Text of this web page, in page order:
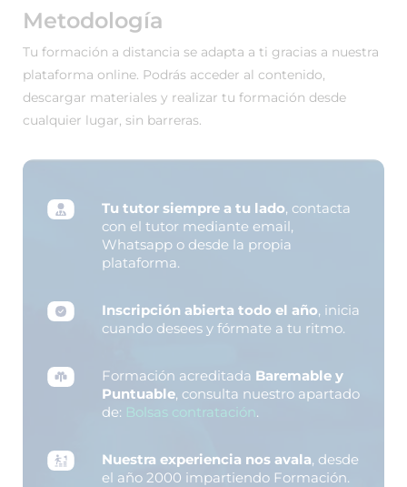
Metodología
Tu formación a distancia se adapta a ti gracias a nuestra
plataforma online. Podrás acceder al contenido,
descargar materiales y realizar tu formación desde
cualquier lugar, sin barreras.
Tu tutor siempre a tu lado, contacta
con el tutor mediante email,
Whatsapp o desde la propia
plataforma.
Inscripción abierta todo el año, inicia
cuando desees y fórmate a tu ritmo.
Formación acreditada Baremable y
Puntuable, consulta nuestro apartado
de: Bolsas contratación.
Nuestra experiencia nos avala, desde
el año 2000 impartiendo Formación.